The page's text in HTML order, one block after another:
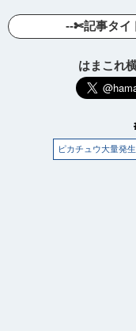
--✄記事タイ
はまこれ
ピカチュウ大量発生